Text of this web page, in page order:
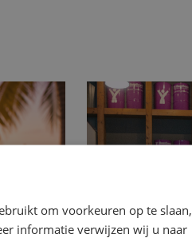
om voorkeuren op te slaan,
informatie verwijzen wij u naar